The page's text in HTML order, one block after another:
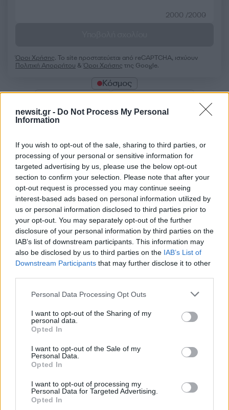
newsit.gr - Do Not Process My Personal
Information
If you wish to opt-out of the sale, sharing to third parties, or
processing of your personal or sensitive information for
targeted advertising by us, please use the below opt-out
section to confirm your selection. Please note that after your
opt-out request is processed you may continue seeing
interest-based ads based on personal information utilized by
us or personal information disclosed to third parties prior to
your opt-out. You may separately opt-out of the further
disclosure of your personal information by third parties on the
IAB’s list of downstream participants. This information may
also be disclosed by us to third parties on the IAB’s List of
Downstream Participants that may further disclose it to other
Please note that this website/app uses one or more Google
not limited to your visit or usage behaviour. You may click to
grant or deny consent to Google and its third-party tags to
use your data for below specified purposes in below Google
consent section.
Personal Data Processing Opt Outs
I want to opt-out of the Sharing of my
personal data.
Opted In
I want to opt-out of the Sale of my
Personal Data.
Opted In
I want to opt-out of processing my
Personal Data for Targeted Advertising.
Opted In
2000 /2000
Όροι Χρήσης. Το site προστατεύεται από reCAPTCHA, ισχύουν
Πολιτική Απορρήτου &Όροι Χρήσης της Google.
Κόσμος
OBAMACARE
ΓΕΡΟΥΣΙΑΣΤΗΣ
ΚΑΤΑΡΓΗΣΗ OBAMACARE
ΝΤΟΝΑΛΝΤ ΤΡΑΜΠ
Share:
Ακολουθήστε το Νewsit.gr στοGoogle Newsκαι
ενημερωθείτε πρώτοι για όλη την ειδησεογραφία και τα
τελευταία νέατης ημέρας
Πιο δημοφιλή
1 Η Άννα Βίσση ξετρελάθηκε με μπάντα που
πρότεινε συνεργασία
Μαριζέτα Αντωνοπούλου στο newsit.gr: Οι
“σωτήρες” ανήκουν στο χρονοντούλαπο
της ιστορίας
Κωνσταντίνος Αργυρός και Αλεξάνδρα
Νίκα κάνουν διακοπές με πολυτελές γιοτ
με τα δύο παιδιά τους
πατέρας του, Χόρχε
Το 5ο πακέτο βίντεο και φωτογραφιών με